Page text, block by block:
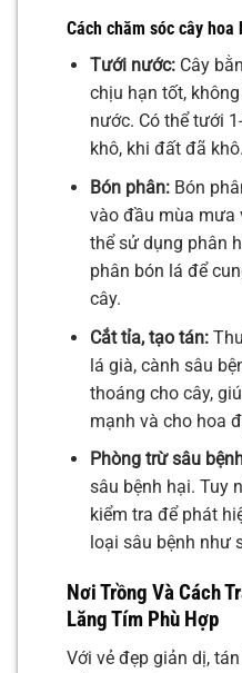
Cách chăm sóc cây
Tưới nước:Cây
chịu hạn tốt,
nước. Có thể tưới
khô, khi đất đã khô.
Bón phân:Bón
vào đầu mùa mưa
thể sử dụng phân
phân bón lá để
cây.
Cắt tỉa, tạo tán:
lá già, cành sâu
thoáng cho cây,
mạnh và cho hoa
Phòng trừ sâu
sâu bệnh hại. Tuy
kiểm tra để phát
loại sâu bệnh như
Nơi Trồng Và Cách
Lăng Tím Phù Hợp
Với vẻ đẹp giản dị,